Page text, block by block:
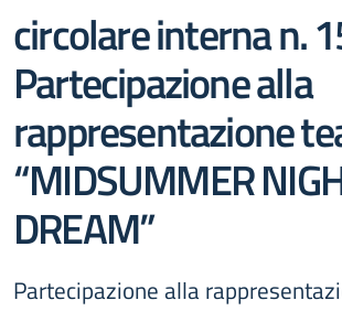
circolare interna n.
Partecipazione alla
rappresentazione
“MIDSUMMER
DREAM”
Partecipazione alla